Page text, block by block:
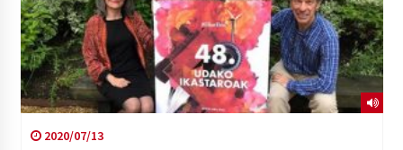
2020/07/13